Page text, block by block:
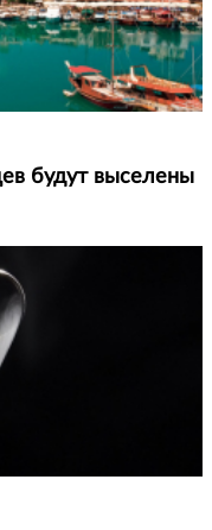
будут выселены